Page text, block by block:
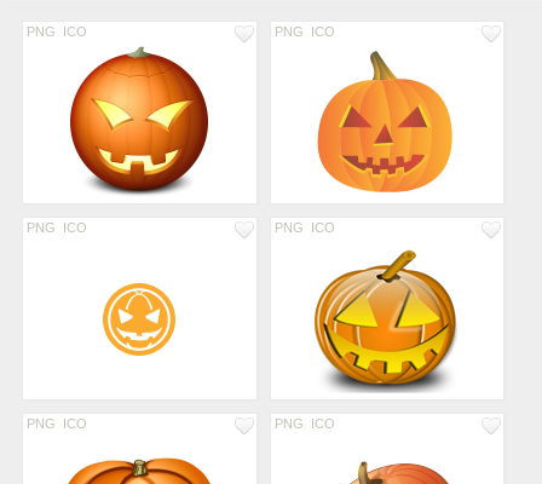
PNG ICO PNG ICO
PNG ICO PNG ICO
PNG ICO PNG ICO